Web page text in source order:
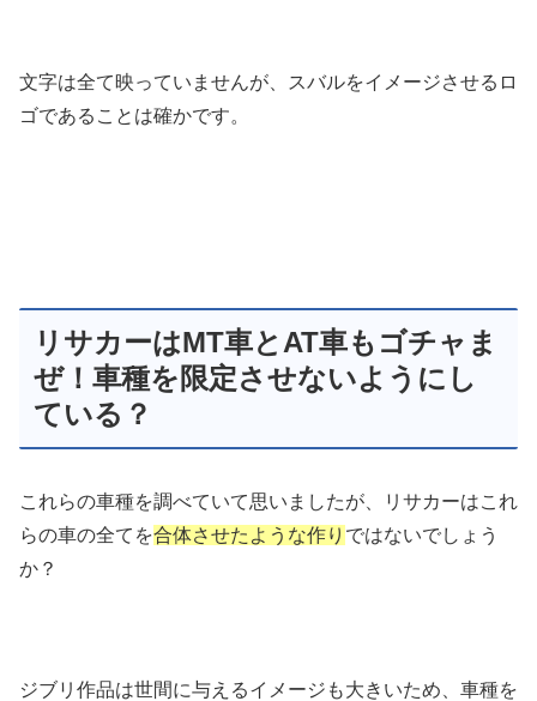
文字は全て映っていませんが、スバルをイメージさせるロ
ゴであることは確かです。
リサカーはMT車とAT車もゴチャま
ぜ！車種を限定させないようにし
ている？
これらの車種を調べていて思いましたが、リサカーはこれ
らの車の全てを合体させたような作り ではないでしょう
か？
ジブリ作品は世間に与えるイメージも大きいため、車種を